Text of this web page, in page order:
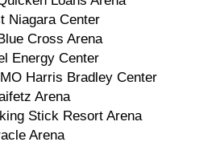
Niagara Center
Cross Arena
Energy Center
Harris Bradley Center
Arena
Stick Resort Arena
Arena